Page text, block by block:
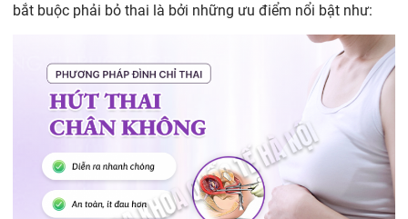
bắt buộc phải bỏ thai là bởi những ưu điểm nổi bật như: